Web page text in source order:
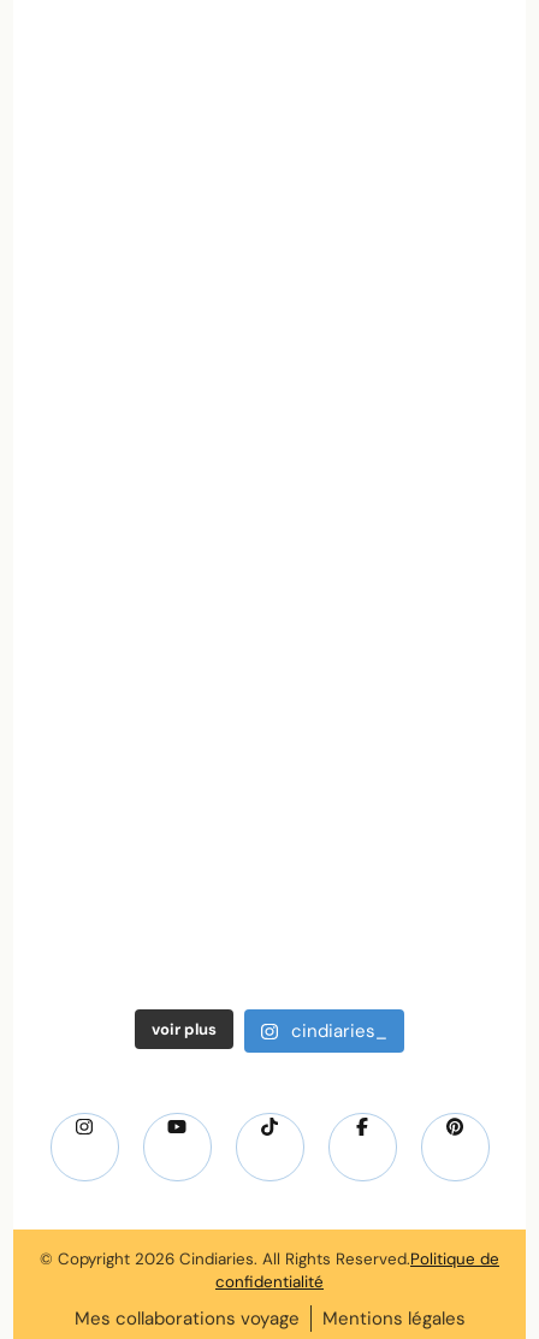
voir plus cindiaries_
© Copyright 2026 Cindiaries. All Rights Reserved.Politique de
confidentialité
Mes collaborations voyage Mentions légales